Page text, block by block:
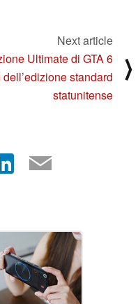
Next article
Ultimate di GTA 6
standard
statunitense
⟩